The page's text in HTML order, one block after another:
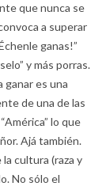
que nunca se
a superar
ganas!”
y más porras.
ganar es una
de una de las
lo que
Ajá también.
cultura (raza y
No sólo el